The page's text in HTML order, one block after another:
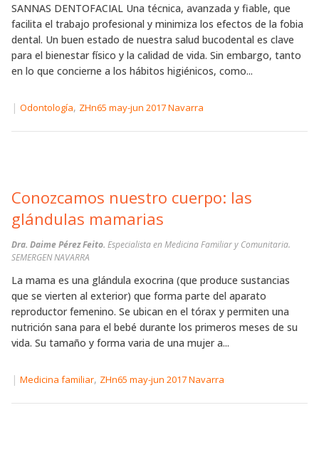
SANNAS DENTOFACIAL Una técnica, avanzada y fiable, que
facilita el trabajo profesional y minimiza los efectos de la fobia
dental. Un buen estado de nuestra salud bucodental es clave
para el bienestar físico y la calidad de vida. Sin embargo, tanto
en lo que concierne a los hábitos higiénicos, como...
| Odontología, ZHn65 may-jun 2017 Navarra
Conozcamos nuestro cuerpo: las
glándulas mamarias
Dra. Daime Pérez Feito. Especialista en Medicina Familiar y Comunitaria.
SEMERGEN NAVARRA
La mama es una glándula exocrina (que produce sustancias
que se vierten al exterior) que forma parte del aparato
reproductor femenino. Se ubican en el tórax y permiten una
nutrición sana para el bebé durante los primeros meses de su
vida. Su tamaño y forma varia de una mujer a...
| Medicina familiar, ZHn65 may-jun 2017 Navarra